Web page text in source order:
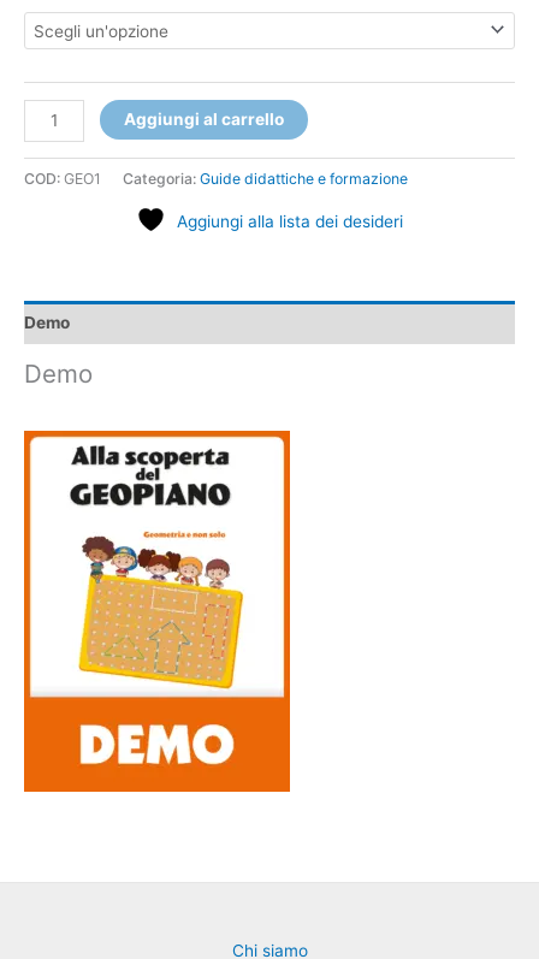
Aggiungi al carrello
COD: GEO1 Categoria: Guide didattiche e formazione
Aggiungi alla lista dei desideri
Demo
Demo
Chi siamo